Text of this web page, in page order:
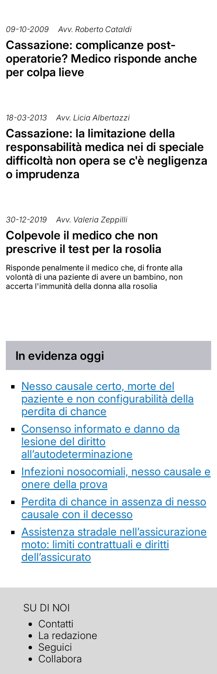
09-10-2009 Avv. Roberto Cataldi
Cassazione: complicanze post-
operatorie? Medico risponde anche
per colpa lieve
18-03-2013 Avv. Licia Albertazzi
Cassazione: la limitazione della
responsabilità medica nei di speciale
difficoltà non opera se c'è negligenza
o imprudenza
30-12-2019 Avv. Valeria Zeppilli
Colpevole il medico che non
prescrive il test per la rosolia
Risponde penalmente il medico che, di fronte alla
volontà di una paziente di avere un bambino, non
accerta l'immunità della donna alla rosolia
In evidenza oggi
Nesso causale certo, morte del
paziente e non configurabilità della
perdita di chance
Consenso informato e danno da
lesione del diritto
all’autodeterminazione
Infezioni nosocomiali, nesso causale e
onere della prova
Perdita di chance in assenza di nesso
causale con il decesso
Assistenza stradale nell’assicurazione
moto: limiti contrattuali e diritti
dell’assicurato
SU DI NOI
Contatti
La redazione
Seguici
Collabora